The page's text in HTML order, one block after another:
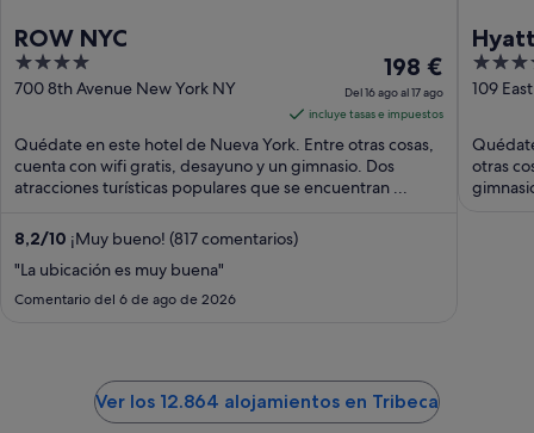
ROW NYC
4
out
5
700 8th Avenue New York NY
El
precio
es
de
198 €
por
198 €
Del 16 ago al 17 ago
incluye tasas e impuestos
Quédate en este hotel de Nueva York. Entre otras cosas,
cuenta con wifi gratis, desayuno y un gimnasio. Dos
atracciones turísticas populares que se encuentran ...
8,2/10 ¡Muy bueno! (817 comentarios)
"La ubicación es muy buena"
Comentario del 6 de ago de 2026
4
out
5
109
otras
Ver los 12.864 alojamientos en Tribeca